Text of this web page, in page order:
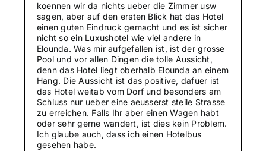
koennen wir da nichts ueber die Zimmer usw
sagen, aber auf den ersten Blick hat das Hotel
einen guten Eindruck gemacht und es ist sicher
nicht so ein Luxushotel wie viel andere in
Elounda. Was mir aufgefallen ist, ist der grosse
Pool und vor allen Dingen die tolle Aussicht,
denn das Hotel liegt oberhalb Elounda an einem
Hang. Die Aussicht ist das positive, dafuer ist
das Hotel weitab vom Dorf und besonders am
Schluss nur ueber eine aeusserst steile Strasse
zu erreichen. Falls Ihr aber einen Wagen habt
oder sehr gerne wandert, ist dies kein Problem.
Ich glaube auch, dass ich einen Hotelbus
gesehen habe.